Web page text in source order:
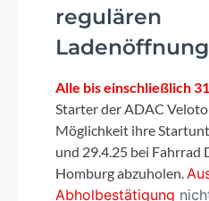
regulären
Alle bis einschließlich
Starter der ADAC
Möglichkeit ihre
und 29.4.25 bei Fahrrad
Homburg abzuholen.
Abholbestätigung